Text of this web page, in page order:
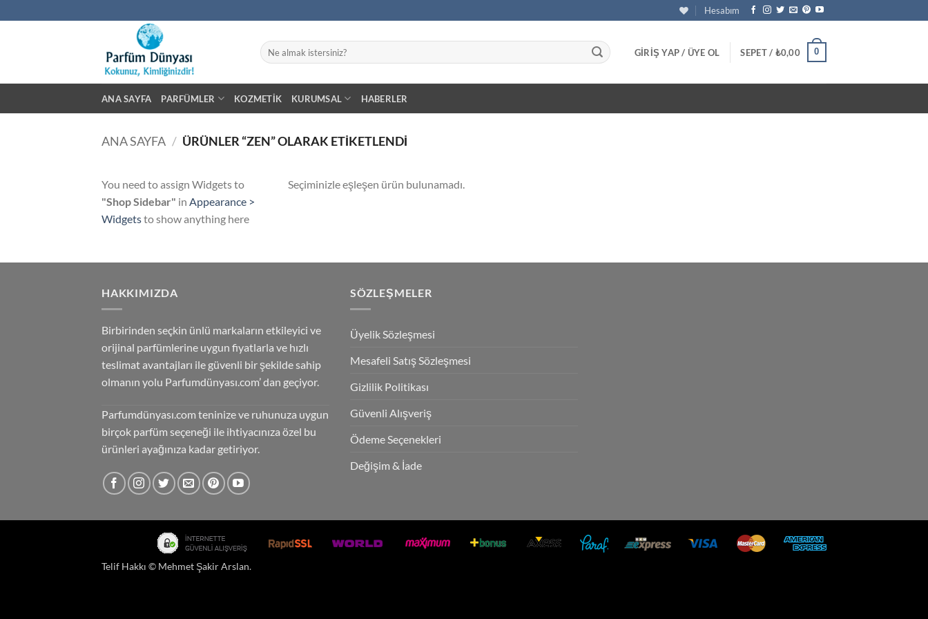
atla
Hesabım
Ara:
GIRIŞ YAP / ÜYE OL SEPET / ₺0,00 0
ANA SAYFA PARFÜMLER KOZMETIK KURUMSAL HABERLER
ANA SAYFA / ÜRÜNLER “ZEN” OLARAK ETIKETLENDI
You need to assign Widgets to
"Shop Sidebar" in Appearance >
Widgetsto show anything here
Seçiminizle eşleşen ürün bulunamadı.
HAKKIMIZDA
Birbirinden seçkin ünlü markaların etkileyici ve
orijinal parfümlerine uygun fiyatlarla ve hızlı
teslimat avantajları ile güvenli bir şekilde sahip
olmanın yolu Parfumdünyası.com’ dan geçiyor.
Parfumdünyası.com teninize ve ruhunuza uygun
birçok parfüm seçeneği ile ihtiyacınıza özel bu
ürünleri ayağınıza kadar getiriyor.
SÖZLEŞMELER
Üyelik Sözleşmesi
Mesafeli Satış Sözleşmesi
Gizlilik Politikası
Güvenli Alışveriş
Ödeme Seçenekleri
Değişim & İade
Telif Hakkı © Mehmet Şakir Arslan.